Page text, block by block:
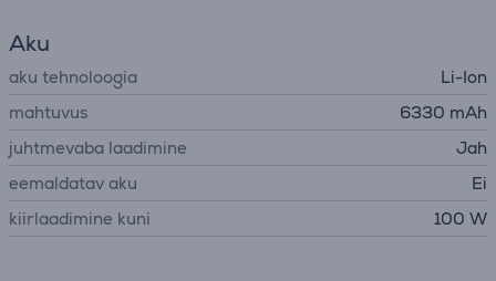
Aku
aku tehnoloogia
Li-Ion
mahtuvus
6330 mAh
juhtmevaba laadimine
Jah
eemaldatav aku
Ei
kiirlaadimine kuni
100 W